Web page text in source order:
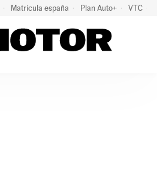
Matrícula españa Plan Auto+ VTC